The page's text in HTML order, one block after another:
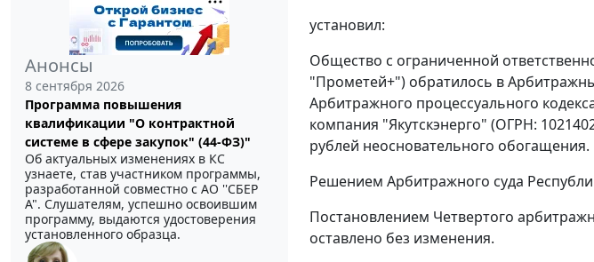
Анонсы
8 сентября 2026
Программа повышения
квалификации "О контрактной
системе в сфере закупок" (44-ФЗ)"
Об актуальных изменениях в КС
узнаете, став участником программы,
разработанной совместно с АО ''СБЕР
А". Слушателям, успешно освоившим
программу, выдаются удостоверения
установленного образца.
установил:
Общество с ограниченной
"Прометей+") обратилось в
Арбитражного процессуального
компания "Якутскэнерго" (ОГРН:
рублей неосновательного обогащения.
Решением Арбитражного суда
Постановлением Четвертого
оставлено без изменения.